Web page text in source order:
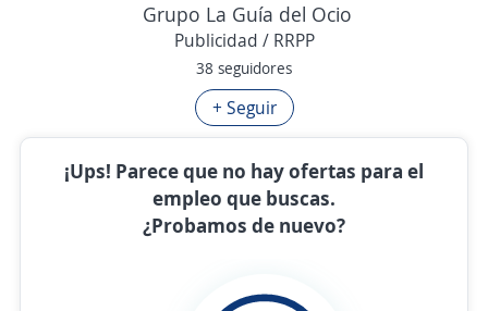
Grupo La Guía del Ocio
Publicidad / RRPP
38 seguidores
+ Seguir
¡Ups! Parece que no hay ofertas para el
empleo que buscas.
¿Probamos de nuevo?